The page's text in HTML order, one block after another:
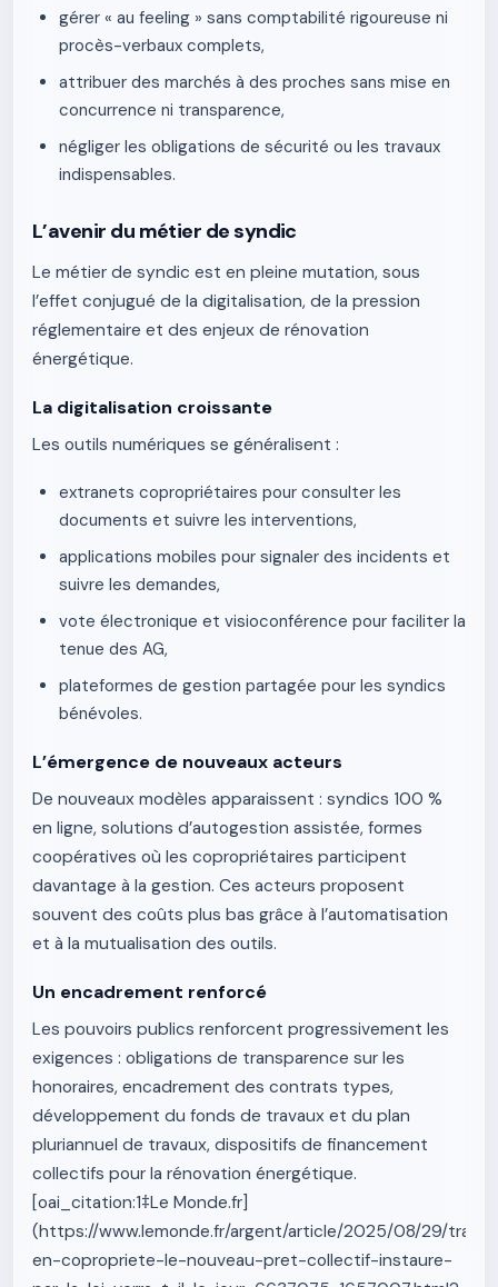
gérer « au feeling » sans comptabilité rigoureuse ni
procès-verbaux complets,
attribuer des marchés à des proches sans mise en
concurrence ni transparence,
négliger les obligations de sécurité ou les travaux
indispensables.
L’avenir du métier de syndic
Le métier de syndic est en pleine mutation, sous
l’effet conjugué de la digitalisation, de la pression
réglementaire et des enjeux de rénovation
énergétique.
La digitalisation croissante
Les outils numériques se généralisent :
extranets copropriétaires pour consulter les
documents et suivre les interventions,
applications mobiles pour signaler des incidents et
suivre les demandes,
vote électronique et visioconférence pour faciliter la
tenue des AG,
plateformes de gestion partagée pour les syndics
bénévoles.
L’émergence de nouveaux acteurs
De nouveaux modèles apparaissent : syndics 100 %
en ligne, solutions d’autogestion assistée, formes
coopératives où les copropriétaires participent
davantage à la gestion. Ces acteurs proposent
souvent des coûts plus bas grâce à l’automatisation
et à la mutualisation des outils.
Un encadrement renforcé
Les pouvoirs publics renforcent progressivement les
exigences : obligations de transparence sur les
honoraires, encadrement des contrats types,
développement du fonds de travaux et du plan
pluriannuel de travaux, dispositifs de financement
collectifs pour la rénovation énergétique.
[oai_citation:1‡Le Monde.fr]
(https://www.lemonde.fr/argent/article/2025/08/29/
en-copropriete-le-nouveau-pret-collectif-instaure-